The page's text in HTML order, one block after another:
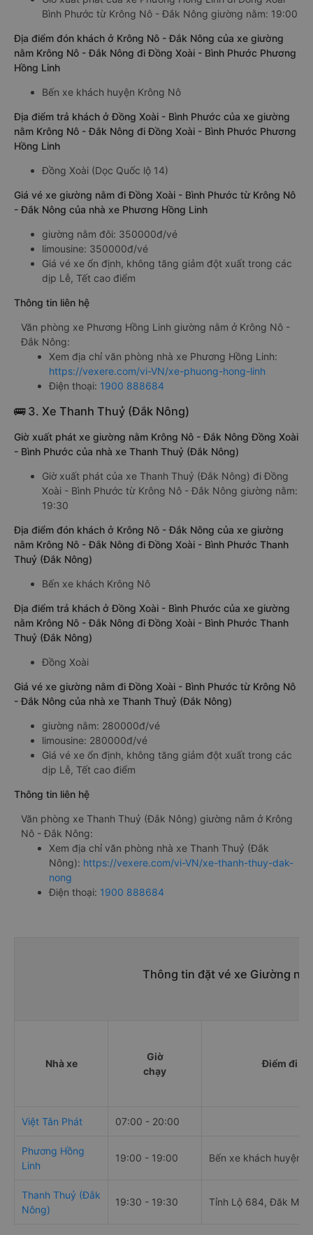
Bình Phước từ Krông Nô - Đắk Nông giường nằm: 19:00
Địa điểm đón khách ở Krông Nô - Đắk Nông của xe giường
nằm Krông Nô - Đắk Nông đi Đồng Xoài - Bình Phước Phương
Hồng Linh
Bến xe khách huyện Krông Nô
Địa điểm trả khách ở Đồng Xoài - Bình Phước của xe giường
nằm Krông Nô - Đắk Nông đi Đồng Xoài - Bình Phước Phương
Hồng Linh
Đồng Xoài (Dọc Quốc lộ 14)
Giá vé xe giường nằm đi Đồng Xoài - Bình Phước từ Krông Nô
- Đắk Nông của nhà xe Phương Hồng Linh
giường nằm đôi: 350000đ/vé
limousine: 350000đ/vé
Giá vé xe ổn định, không tăng giảm đột xuất trong các
dịp Lễ, Tết cao điểm
Thông tin liên hệ
Văn phòng xe Phương Hồng Linh giường nằm ở Krông Nô -
Đắk Nông:
Xem địa chỉ văn phòng nhà xe Phương Hồng Linh:
https://vexere.com/vi-VN/xe-phuong-hong-linh
Điện thoại: 1900 888684
🚌 3. Xe Thanh Thuỷ (Đắk Nông)
Giờ xuất phát xe giường nằm Krông Nô - Đắk Nông Đồng Xoài
- Bình Phước của nhà xe Thanh Thuỷ (Đắk Nông)
Giờ xuất phát của xe Thanh Thuỷ (Đắk Nông) đi Đồng
Xoài - Bình Phước từ Krông Nô - Đắk Nông giường nằm:
19:30
Địa điểm đón khách ở Krông Nô - Đắk Nông của xe giường
nằm Krông Nô - Đắk Nông đi Đồng Xoài - Bình Phước Thanh
Thuỷ (Đắk Nông)
Bến xe khách Krông Nô
Địa điểm trả khách ở Đồng Xoài - Bình Phước của xe giường
nằm Krông Nô - Đắk Nông đi Đồng Xoài - Bình Phước Thanh
Thuỷ (Đắk Nông)
Đồng Xoài
Giá vé xe giường nằm đi Đồng Xoài - Bình Phước từ Krông Nô
- Đắk Nông của nhà xe Thanh Thuỷ (Đắk Nông)
giường nằm: 280000đ/vé
limousine: 280000đ/vé
Giá vé xe ổn định, không tăng giảm đột xuất trong các
dịp Lễ, Tết cao điểm
Thông tin liên hệ
Văn phòng xe Thanh Thuỷ (Đắk Nông) giường nằm ở Krông
Nô - Đắk Nông:
Xem địa chỉ văn phòng nhà xe Thanh Thuỷ (Đắk
Nông): https://vexere.com/vi-VN/xe-thanh-thuy-dak-
nong
Điện thoại: 1900 888684
Thông tin đặt vé xe Giường
Nhà xe
Giờ
chạy
Điểm đi
Việt Tân Phát 07:00 - 20:00
Phương Hồng
Linh
19:00 - 19:00 Bến xe khách huyện
Thanh Thuỷ (Đắk
Nông)
19:30 - 19:30 Tỉnh Lộ 684, Đăk Mâm